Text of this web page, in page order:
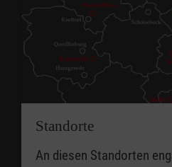
Standorte
An diesen Standorten